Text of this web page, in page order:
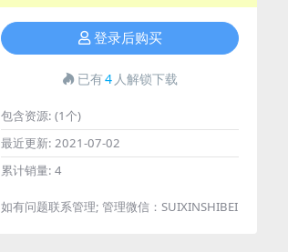
登录后购买
已有4 人解锁下载
包含资源: (1个)
最近更新: 2021-07-02
累计销量: 4
如有问题联系管理; 管理微信：SUIXINSHIBEI